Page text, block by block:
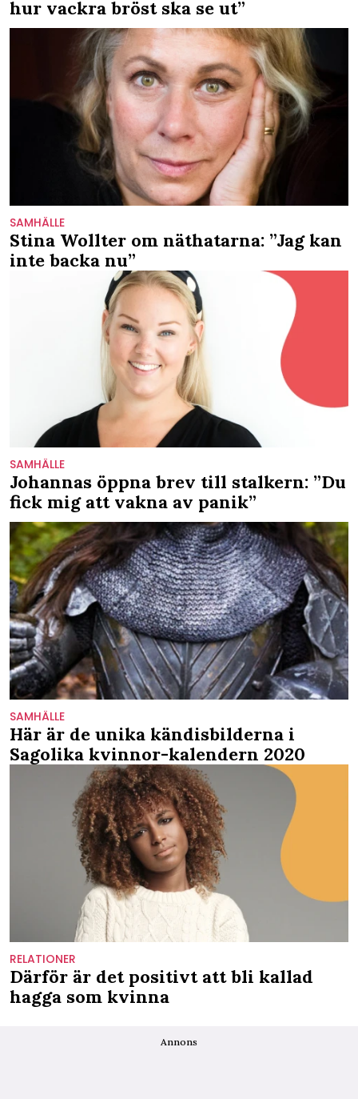
hur vackra bröst ska se ut”
SAMHÄLLE
Stina Wollter om näthatarna: ”Jag kan
inte backa nu”
SAMHÄLLE
Johannas öppna brev till stalkern: ”Du
fick mig att vakna av panik”
SAMHÄLLE
Här är de unika kändisbilderna i
Sagolika kvinnor-kalendern 2020
RELATIONER
Därför är det positivt att bli kallad
hagga som kvinna
Annons